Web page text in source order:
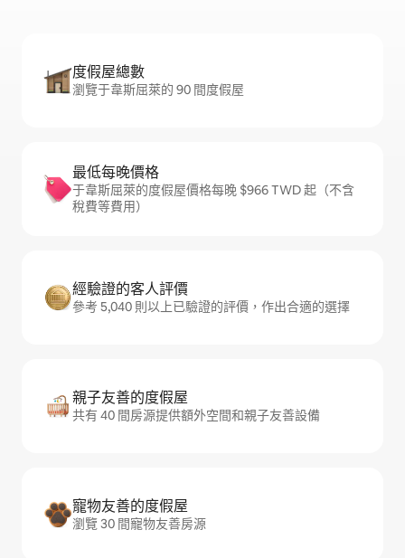
度假屋總數
瀏覽于韋斯屈萊的 90 間度假屋
最低每晚價格
于韋斯屈萊的度假屋價格每晚 $966 TWD 起（不含
稅費等費用）
經驗證的客人評價
參考 5,040 則以上已驗證的評價，作出合適的選擇
親子友善的度假屋
共有 40 間房源提供額外空間和親子友善設備
寵物友善的度假屋
瀏覽 30 間寵物友善房源